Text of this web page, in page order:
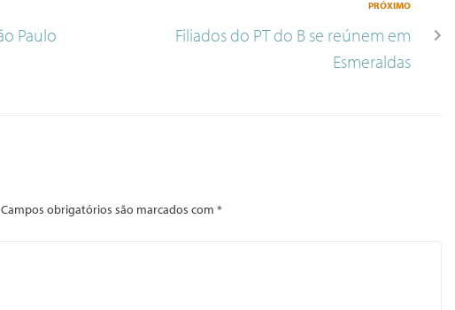
Paulo
PRÓXIMO
Filiados do PT do B se reúnem em
Esmeraldas
Campos obrigatórios são marcados com *